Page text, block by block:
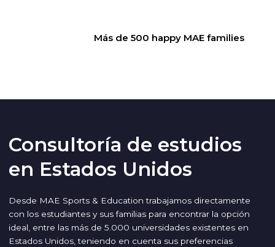
Más de 500 happy MAE families
Consultoría de estudios
en Estados Unidos
Desde MAE Sports & Education trabajamos directamente
con los estudiantes y sus familias para encontrar la opción
ideal, entre las más de 5.000 universidades existentes en
Estados Unidos, teniendo en cuenta sus preferencias